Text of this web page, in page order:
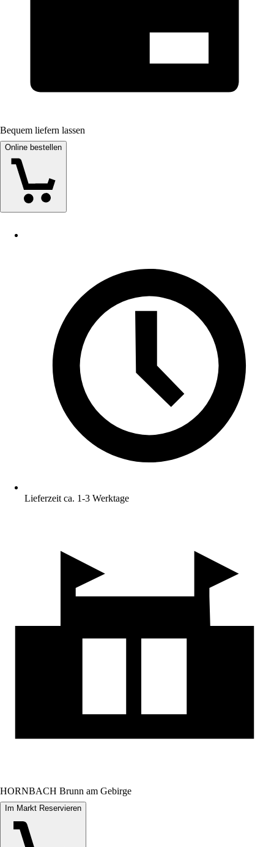
Bequem liefern lassen
Online bestellen
Lieferzeit ca. 1-3 Werktage
HORNBACH Brunn am Gebirge
Im Markt Reservieren